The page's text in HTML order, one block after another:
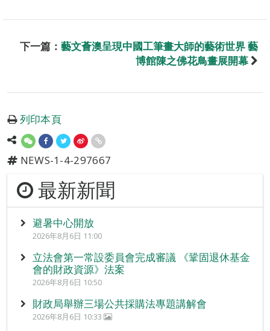
下一篇： 藝文薈澳呈現中國工筆畫大師的藝術世界 藝
博館陳之佛花鳥畫展開幕
列印本頁
NEWS-1-4-297667
最新新聞
避暑中心開放
2026年8月6日 11:00
立法會第一常設委員會完成審議 《鞏固退休基金
會的財政資源》法案
2026年8月6日 10:50
財政局舉辦三場公共採購法專題講解會
2026年8月6日 10:33